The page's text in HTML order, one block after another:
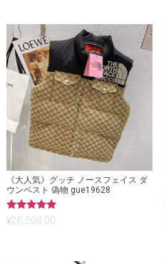
《大人気》グッチ ノースフェイス ダ
ウンベスト 偽物 gue19628
5段階中
5.00
¥26,500.00